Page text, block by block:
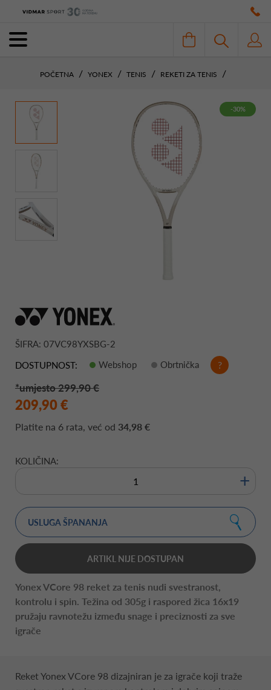
POČETNA YONEX TENIS REKETI ZA TENIS
-30%
ŠIFRA: 07VC98YXSBG-2
DOSTUPNOST:
Webshop Obrtnička ?
*umjesto 299,90 €
209,90 €
Platite na 6 rata, već od 34,98 €
KOLIČINA:
+
USLUGA ŠPANANJA
ARTIKL NIJE DOSTUPAN
Yonex VCore 98 reket za tenis nudi svestranost,
kontrolu i spin. Težina od 305g i raspored žica 16x19
pružaju ravnotežu između snage i preciznosti za sve
igrače
Reket Yonex VCore 98 dizajniran je za igrače koji traže